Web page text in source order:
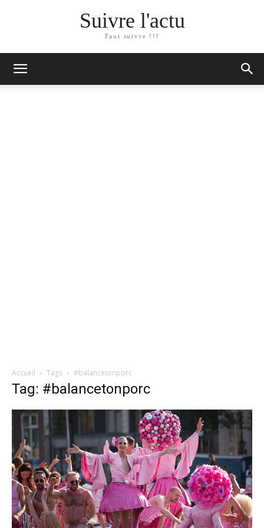
Suivre l'actu
Faut suivre !!!
Accueil Tags #balancetonporc
Tag: #balancetonporc